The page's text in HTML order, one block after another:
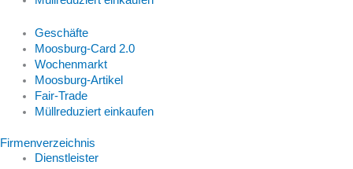
Geschäfte
Moosburg-Card 2.0
Wochenmarkt
Moosburg-Artikel
Fair-Trade
Müllreduziert einkaufen
Firmenverzeichnis
Dienstleister